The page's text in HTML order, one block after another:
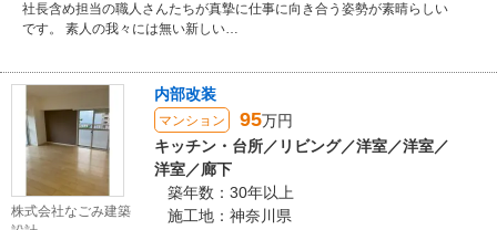
社長含め担当の職人さんたちが真摯に仕事に向き合う姿勢が素晴らしい
です。 素人の我々には無い新しい…
株式会社なごみ建築
内部改装
マンション 95万円
キッチン・台所／リビング／洋室／洋室／
洋室／廊下
築年数：30年以上
施工地：神奈川県